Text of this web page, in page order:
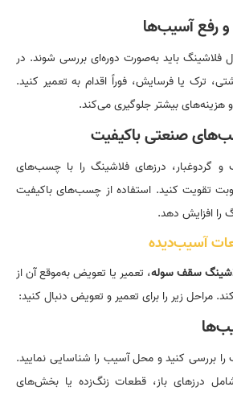
رفع آسیب‌ها
فلاشینگ باید به‌صورت دوره‌ای بررسی شوند. در
ترک یا فرسایش، فوراً اقدام به تعمیر کنید.
بیشتر جلوگیری می‌کند.
صنعتی باکیفیت
و گردوغبار، درزهای فلاشینگ را با چسب‌های
تقویت کنید. استفاده از چسب‌های باکیفیت
را افزایش دهد.
آسیب‌دیده
سقف سوله، تعمیر یا تعویض به‌موقع آن از
مراحل زیر را برای تعمیر و تعویض دنبال کنید:
را بررسی کنید و محل آسیب را شناسایی نمایید.
درزهای باز، قطعات زنگ‌زده یا بخش‌های